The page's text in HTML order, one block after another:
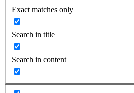
Exact matches only
Search in title
Search in content